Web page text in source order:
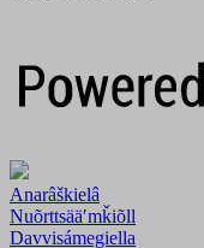
Anarâškielâ
Nuõrttsääʹmǩiõll
Davvisámegiella